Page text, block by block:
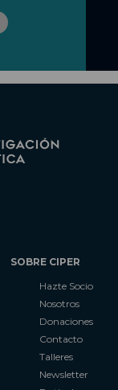
SOBRE CIPER
Hazte Socio
Nosotros
Donaciones
Contacto
Talleres
Newsletter